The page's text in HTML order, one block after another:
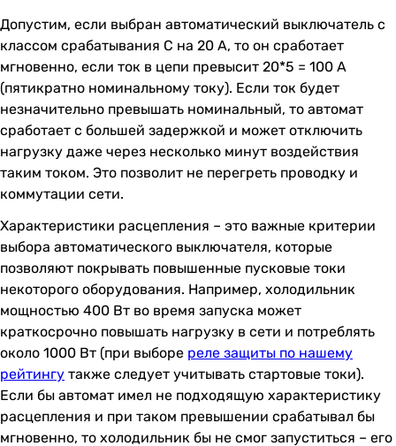
Допустим, если выбран автоматический выключатель с
классом срабатывания C на 20 А, то он сработает
мгновенно, если ток в цепи превысит 20*5 = 100 А
(пятикратно номинальному току). Если ток будет
незначительно превышать номинальный, то автомат
сработает с большей задержкой и может отключить
нагрузку даже через несколько минут воздействия
таким током. Это позволит не перегреть проводку и
коммутации сети.
Характеристики расцепления – это важные критерии
выбора автоматического выключателя, которые
позволяют покрывать повышенные пусковые токи
некоторого оборудования. Например, холодильник
мощностью 400 Вт во время запуска может
краткосрочно повышать нагрузку в сети и потреблять
около 1000 Вт (при выборе реле защиты по нашему
рейтингу также следует учитывать стартовые токи).
Если бы автомат имел не подходящую характеристику
расцепления и при таком превышении срабатывал бы
мгновенно, то холодильник бы не смог запуститься – его